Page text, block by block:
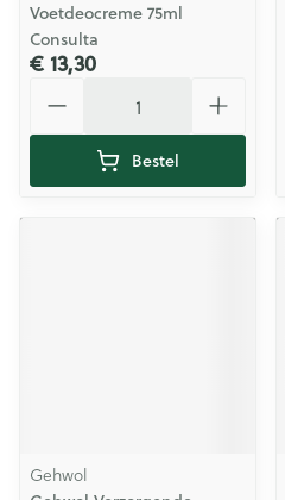
Voetdeocreme 75ml
Consulta
€ 13,30
Bestel
Gehwol